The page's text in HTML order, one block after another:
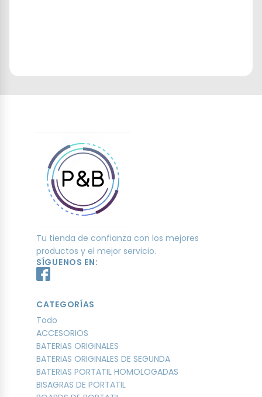
Tu tienda de confianza con los mejores
productos y el mejor servicio.
SÍGUENOS EN:
CATEGORÍAS
Todo
ACCESORIOS
BATERIAS ORIGINALES
BATERIAS ORIGINALES DE SEGUNDA
BATERIAS PORTATIL HOMOLOGADAS
BISAGRAS DE PORTATIL